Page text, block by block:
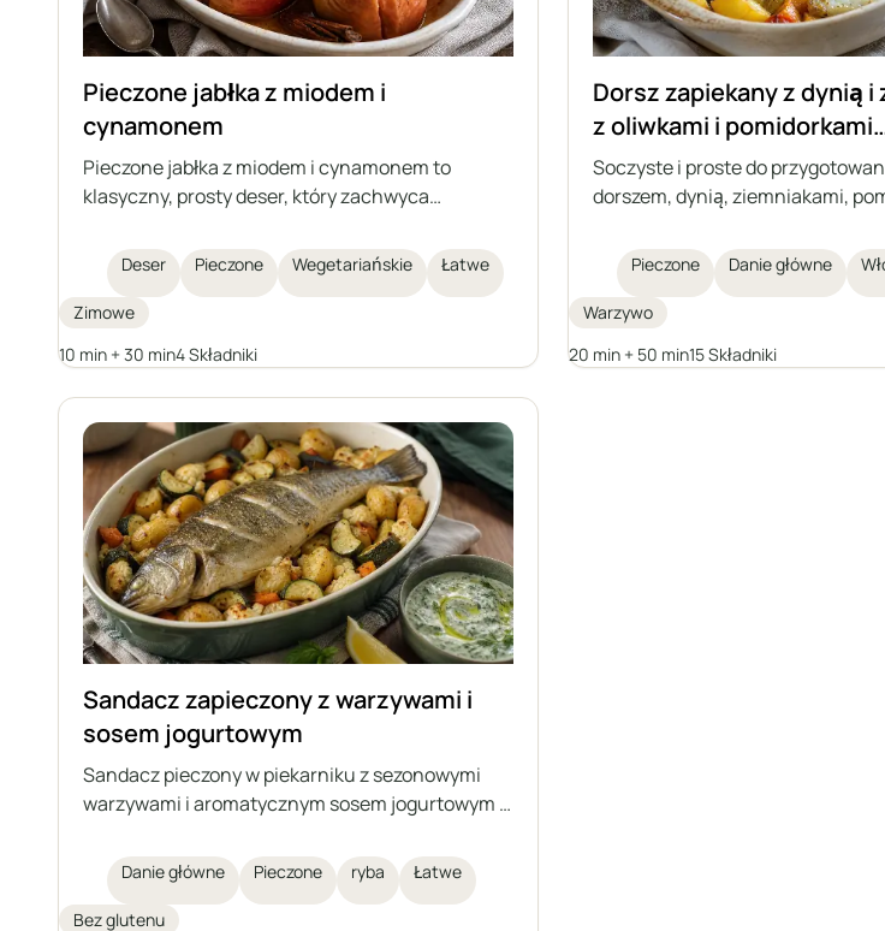
Pieczone jabłka z miodem i
cynamonem
Pieczone jabłka z miodem i cynamonem to
klasyczny, prosty deser, który zachwyca
i delikatnym, soczystym wnętrzem. Ten przepis
jest szybki do wykonania, świetnie sprawdzi się
na zimowe wieczory lub jako lekki deser na
tylko smaczne, ale także zdrowe, lekkostrawne i
efektownie wyglądają podane w całości.
Deser Pieczone Wegetariańskie Łatwe
Zimowe
10 min + 30 min4 Składniki
Dorsz zapiekany z dynią i
z oliwkami i pomidorkami
koktajlowymi
Soczyste i proste do
dorszem, dynią, ziemniakami,
pieczone razem w jednym
potrawa na jesienne i zimowe
kuchnią włoską. Zapiekanka,
warzyw i aromatycznych ziół.
Pieczone Danie główne
Warzywo
20 min + 50 min15 Składniki
Sandacz zapieczony z warzywami i
sosem jogurtowym
Sandacz pieczony w piekarniku z sezonowymi
warzywami i aromatycznym sosem jogurtowym z
potrawa, którą można przygotować również z
inną średniej wielkości rybą, zarówno
słodkowodną, jak i morską.
Danie główne Pieczone ryba Łatwe
Bez glutenu